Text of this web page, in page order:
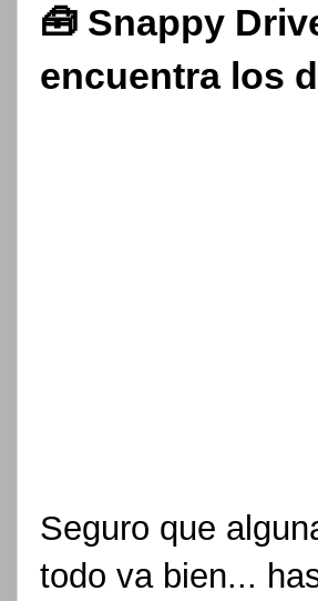
🧰 Snappy
encuentra los
Seguro que
todo va bien...